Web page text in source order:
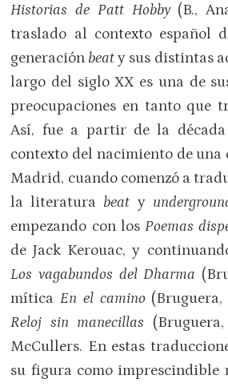
Historias de Patt Hobby (B.,
traslado al contexto español
generación beaty sus distintas
largo del siglo XX es una de
preocupaciones en tanto que
Así, fue a partir de la
contexto del nacimiento de
Madrid, cuando comenzó a
la literatura beat y
empezando con los Poemas
de Jack Kerouac, y
Los vagabundos del Dharma
míticaEn el camino(Bruguera,
Reloj sin manecillas
McCullers. En estas
su figura como imprescindible